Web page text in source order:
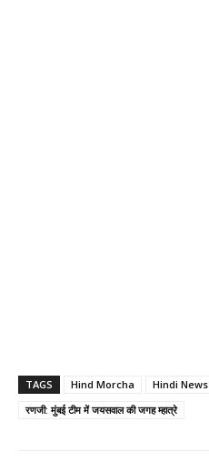
TAGS Hind Morcha Hindi News
रणजी: मुंबई टीम में जयसवाल की जगह म्हात्रे